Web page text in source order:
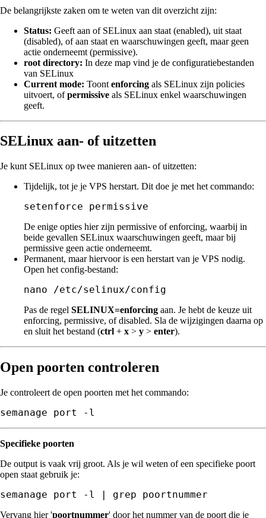
De belangrijkste zaken om te weten van dit overzicht zijn:
Status: Geeft aan of SELinux aan staat (enabled), uit staat
(disabled), of aan staat en waarschuwingen geeft, maar geen
actie onderneemt (permissive).
root directory: In deze map vind je de configuratiebestanden
van SELinux
Current mode: Toont enforcing als SELinux zijn policies
uitvoert, ofpermissive als SELinux enkel waarschuwingen
geeft.
SELinux aan- of uitzetten
Je kunt SELinux op twee manieren aan- of uitzetten:
Tijdelijk, tot je je VPS herstart. Dit doe je met het commando:
setenforce permissive
De enige opties hier zijn permissive of enforcing, waarbij in
beide gevallen SELinux waarschuwingen geeft, maar bij
permissive geen actie onderneemt.
Permanent, maar hiervoor is een herstart van je VPS nodig.
Open het config-bestand:
Pas de regel SELINUX=enforcing aan. Je hebt de keuze uit
enforcing, permissive, of disabled. Sla de wijzigingen daarna op
en sluit het bestand (ctrl + x > y > enter).
Open poorten controleren
Je controleert de open poorten met het commando:
semanage port -l
Specifieke poorten
De output is vaak vrij groot. Als je wil weten of een specifieke poort
open staat gebruik je:
semanage port -l | grep poortnummer
Vervang hier 'poortnummer' door het nummer van de poort die je